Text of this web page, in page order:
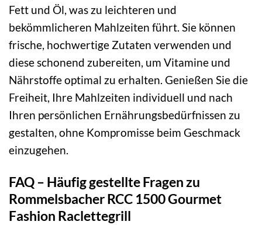
Fett und Öl, was zu leichteren und
bekömmlicheren Mahlzeiten führt. Sie können
frische, hochwertige Zutaten verwenden und
diese schonend zubereiten, um Vitamine und
Nährstoffe optimal zu erhalten. Genießen Sie die
Freiheit, Ihre Mahlzeiten individuell und nach
Ihren persönlichen Ernährungsbedürfnissen zu
gestalten, ohne Kompromisse beim Geschmack
einzugehen.
FAQ – Häufig gestellte Fragen zu
Rommelsbacher RCC 1500 Gourmet
Fashion Raclettegrill